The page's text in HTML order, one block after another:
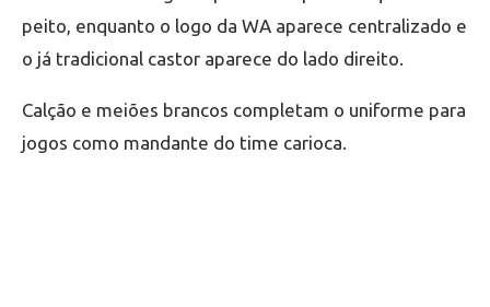
peito, enquanto o logo da WA aparece centralizado e
o já tradicional castor aparece do lado direito.
Calção e meiões brancos completam o uniforme para
jogos como mandante do time carioca.